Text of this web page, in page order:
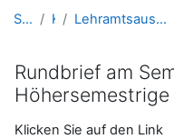
Startseite Kurse Lehramtsausbildung GW im Cluster Österreich Mitte
Rundbrief am
Höhersemestrige
Abschlussbedingungen
Klicken Sie auf den Link